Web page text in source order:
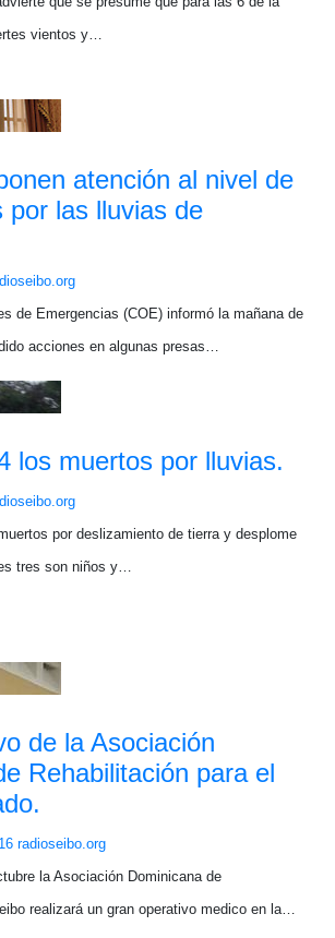
vientos y…
atención al nivel de
por las lluvias de
de Emergencias (COE) informó la mañana de
acciones en algunas presas…
los muertos por lluvias.
por deslizamiento de tierra y desplome
tres son niños y…
de la Asociación
Rehabilitación para el
radioseibo.org
la Asociación Dominicana de
realizará un gran operativo medico en la…